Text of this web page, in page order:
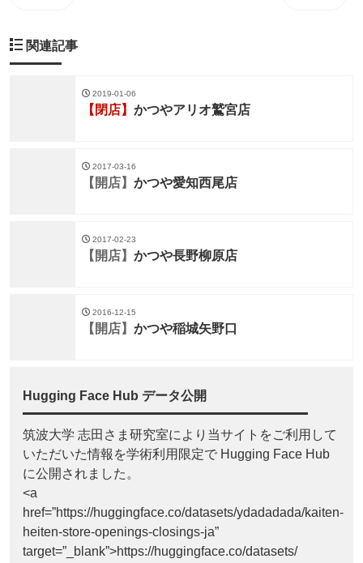
関連記事
2019-01-06
【閉店】 かつやアリオ鷲宮店
2017-03-16
【開店】 かつや愛知西尾店
2017-02-23
【開店】 かつや長野柳原店
2016-12-15
【開店】 かつや稲城矢野口
Hugging Face Hub データ公開
筑波大学 志田さま研究室により当サイトをご利用して
いただいた情報を学術利用限定で Hugging Face Hub
に公開されました。
<a
href=”https://huggingface.co/datasets/ydadadada/kaiten-
heiten-store-openings-closings-ja”
target=”_blank”>https://huggingface.co/datasets/